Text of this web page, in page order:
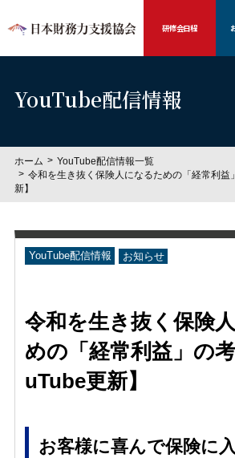
研修会日程
YouTube配信情報
ホーム
YouTube配信情報一覧
令和を生き抜く保険人になるための「経常利益
新】
YouTube配信情報 お知らせ
令和を生き抜く保険
めの「経常利益」の
uTube更新】
お客様に喜んで保険に